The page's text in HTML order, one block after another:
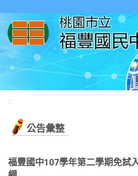
:::
公告彙整
福豐國中107學年第二學期免試